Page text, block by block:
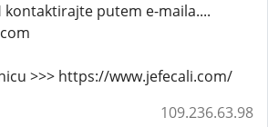
kontaktirajte putem e-maila....
>>> https://www.jefecali.com/
109.236.63.98